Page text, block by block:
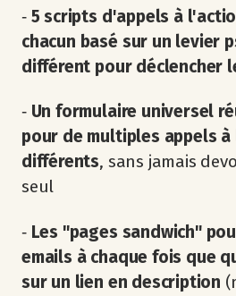
‐ 5 scripts d'appels à
chacun basé sur un levier
différent pour déclencher
‐ Un formulaire universel
pour de multiples appels
différents, sans jamais
seul
‐ Les "pages sandwich"
emails à chaque fois que
sur un lien en description